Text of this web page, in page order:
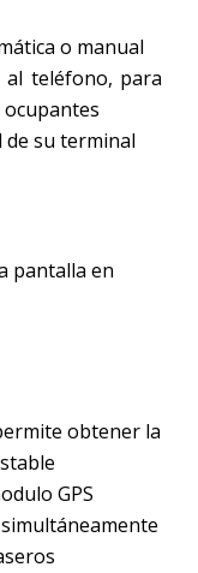
o manual
al teléfono, para
de su terminal
pantalla en
obtener la
GPS